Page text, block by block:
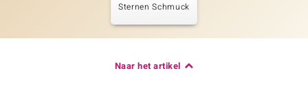
Sternen Schmuck
Naar het artikel